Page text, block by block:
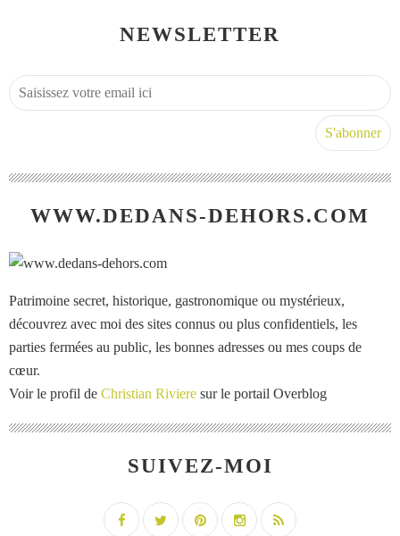
NEWSLETTER
WWW.DEDANS-DEHORS.COM
Patrimoine secret, historique, gastronomique ou mystérieux,
découvrez avec moi des sites connus ou plus confidentiels, les
parties fermées au public, les bonnes adresses ou mes coups de
cœur.
Voir le profil de Christian Riviere sur le portail Overblog
SUIVEZ-MOI